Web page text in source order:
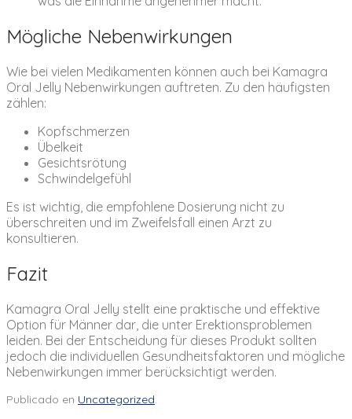
Mögliche Nebenwirkungen
Wie bei vielen Medikamenten können auch bei Kamagra
Oral Jelly Nebenwirkungen auftreten. Zu den häufigsten
zählen:
Kopfschmerzen
Übelkeit
Gesichtsrötung
Schwindelgefühl
Es ist wichtig, die empfohlene Dosierung nicht zu
überschreiten und im Zweifelsfall einen Arzt zu
konsultieren.
Fazit
Kamagra Oral Jelly stellt eine praktische und effektive
Option für Männer dar, die unter Erektionsproblemen
leiden. Bei der Entscheidung für dieses Produkt sollten
jedoch die individuellen Gesundheitsfaktoren und mögliche
Nebenwirkungen immer berücksichtigt werden.
Publicado en Uncategorized.